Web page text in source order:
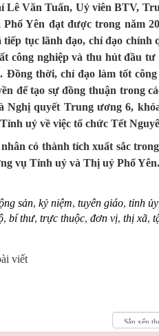
Lê Văn Tuấn, Uỷ viên BTV,
Yên đạt được trong năm
tục lãnh đạo, chỉ đạo
công nghiệp và thu hút đầu
thời, chỉ đạo làm tốt
để tạo sự đồng thuận trong
Nghị quyết Trung ương 6,
uỷ về việc tổ chức Tết
có thành tích xuất sắc
vụ Tỉnh uỷ và Thị uỷ Phổ Yên.
sản, kỷ niệm, tuyên giáo, tỉnh ủy
, bí thư, trực thuộc, đơn vị, thị xã,
viết